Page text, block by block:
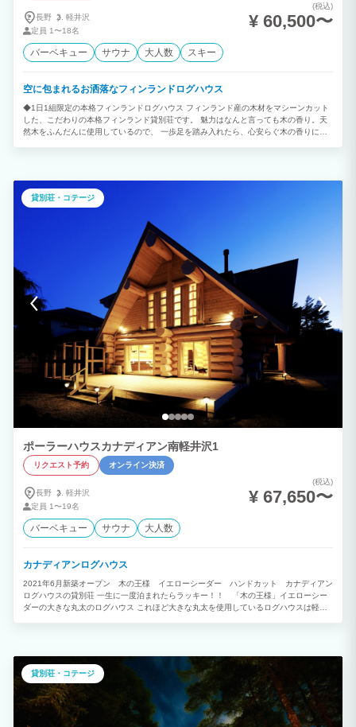
長野
軽井沢
定員 1〜18名
(税込)
¥ 60,500〜
バーベキュー サウナ 大人数 スキー
空に包まれるお洒落なフィンランドログハウス
◆1日1組限定の本格フィンランドログハウス フィンランド産の木材をマシーンカット
した、こだわりの本格フィンランド貸別荘です。 魅力はなんと言っても木の香り。天
然木をふんだんに使用しているので、 一歩足を踏み入れたら、心安らぐ木の香りに包
を感じる贅沢な時を大切な人とお過ごしください。 ◆自然のなかで癒される軽井沢
STAY ログハウス特有の壁一面の窓から光が差し込むリビングは、 居心地のよいソフ
ァーがあり、あたたかい薪ストーブがあり、くつろぐにはうってつけのです。 大きな
赤外線のナチュラルサウナも付いています。 また、この施設では、都会ではなかなか
見ることのできない星空が自慢です。 ふと空を見上げたら、今にも降ってきそうな満
天の星が広がっているでしょう。 日ごろの疲れを取り去り、リフレッシュしにいらし
貸別荘・コテージ
ポーラーハウスカナディアン南軽井沢1
リクエスト予約 オンライン決済
長野
軽井沢
定員 1〜19名
(税込)
¥ 67,650〜
バーベキュー サウナ 大人数
カナディアンログハウス
2021年6月新築オープン 木の王様 イエローシーダー ハンドカット カナディアン
ログハウスの貸別荘 一生に一度泊まれたらラッキー！！ 「木の王様」イエローシー
ダーの大きな丸太のログハウス これほど大きな丸太を使用しているログハウスは軽井
す。 さらに、立地も最高です。 南軽井沢は軽井沢の玄関といわれており、どこにでも
アクセスが良いのです。 アウトレットまで車で7分（5㎞）、レイクニュータウンには
隣接しているのでちょっとした空き時間にも立ち寄れます！ レイクニュータウンには
ローズガーデンやお土産さん季節ごとのイベントも楽しめます！ そんな魅力的な建物
と立地を兼ね備えた【ポーラーハウスカナディアン南軽井沢1】で思い出を作りません
か？ あなたの一生の思い出作りをお任せください。
貸別荘・コテージ